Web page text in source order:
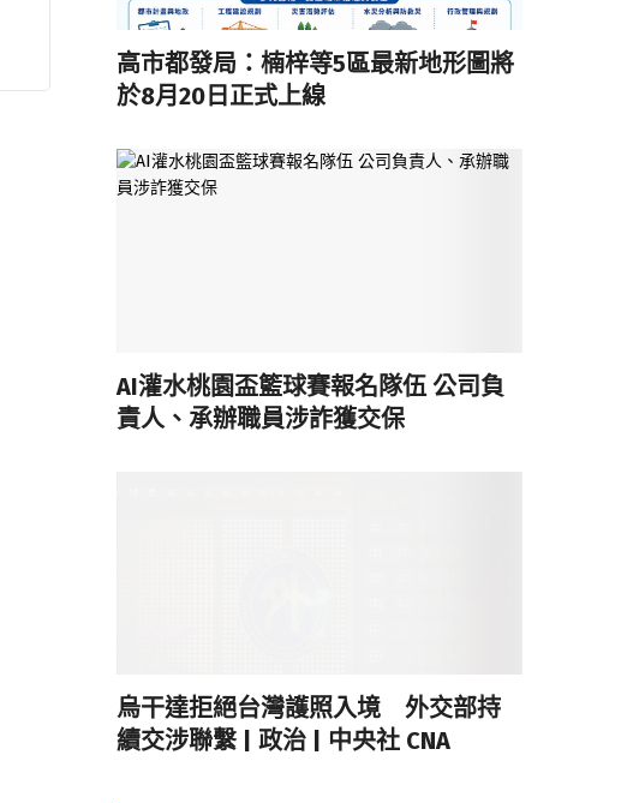
高市都發局：楠梓等5區最新地形圖將
於8月20日正式上線
AI灌水桃園盃籃球賽報名隊伍 公司負
責人、承辦職員涉詐獲交保
烏干達拒絕台灣護照入境 外交部持
續交涉聯繫 | 政治 | 中央社 CNA